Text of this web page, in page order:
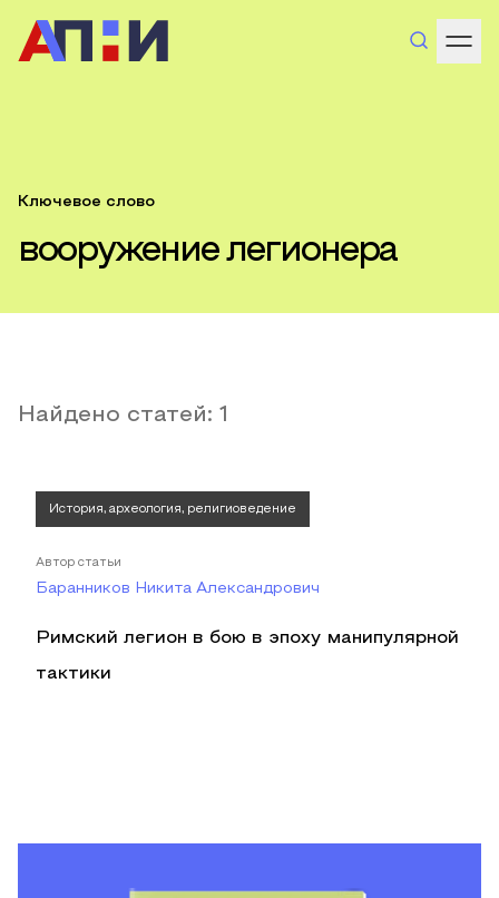
Ключевое слово
вооружение легионера
Найдено статей: 1
История, археология, религиоведение
Автор статьи
Баранников Никита Александрович
Римский легион в бою в эпоху манипулярной
тактики